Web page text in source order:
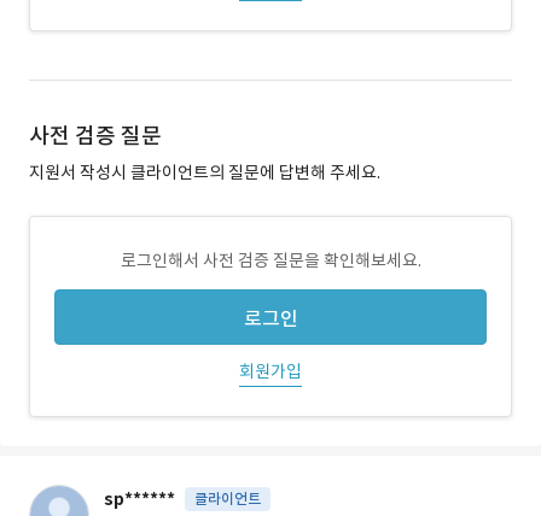
사전 검증 질문
지원서 작성시 클라이언트의 질문에 답변해 주세요.
로그인해서 사전 검증 질문을 확인해보세요.
로그인
회원가입
sp****** 클라이언트